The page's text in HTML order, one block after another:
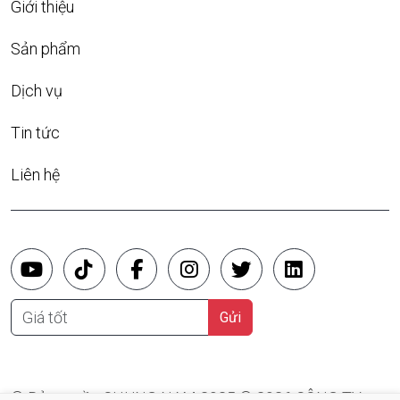
Giới thiệu
Sản phẩm
Dịch vụ
Tin tức
Liên hệ
Giá tốt Gửi